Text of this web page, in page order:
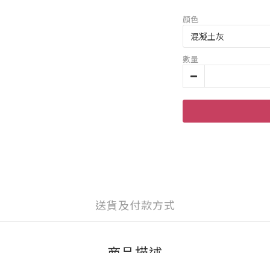
顏色
數量
送貨及付款方式